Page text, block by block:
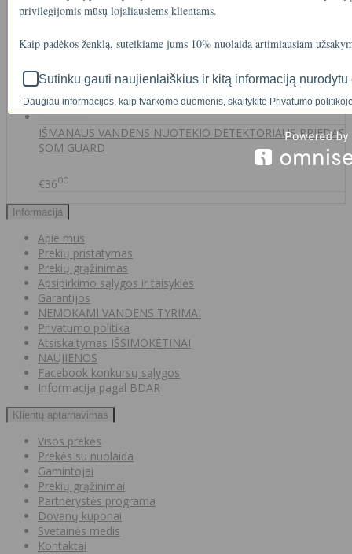
A46-12
IŠMANAUS VANDENS NUOTĖKIO DETEKTORIAUS PRIEDAS
SOM GUARD
€3600
Informacija
Apie mus
Prekių pristatymas
Prekių grąžinimas
Apsipirkimo sąlygos ir taisyklės
Garantijos
NEMOKAMI VANDENS TYRIMAI
Privatumo politika
Atsiskaitymas IŠSIMOKĖTINAI
NAUJIENOS
Facebook konkursų sąlygos
Informacija pagal BDAR
Klientų aptarnavimas
Visos prekės
Prekės su nuolaida
Gamintojai
Prekių grąžinimai
Partnerystės programa
Dovanų kuponai
Svetainės medis
Kontaktai
privilegijomis mūsų lojaliausiems klientams.
Kaip padėkos ženklą, suteikiame jums 10% nuolaidą artimiausiam
Sutinku gauti naujienlaiškius ir kitą informaciją
Daugiau informacijos, kaip tvarkome duomenis, skaitykite Privatumo